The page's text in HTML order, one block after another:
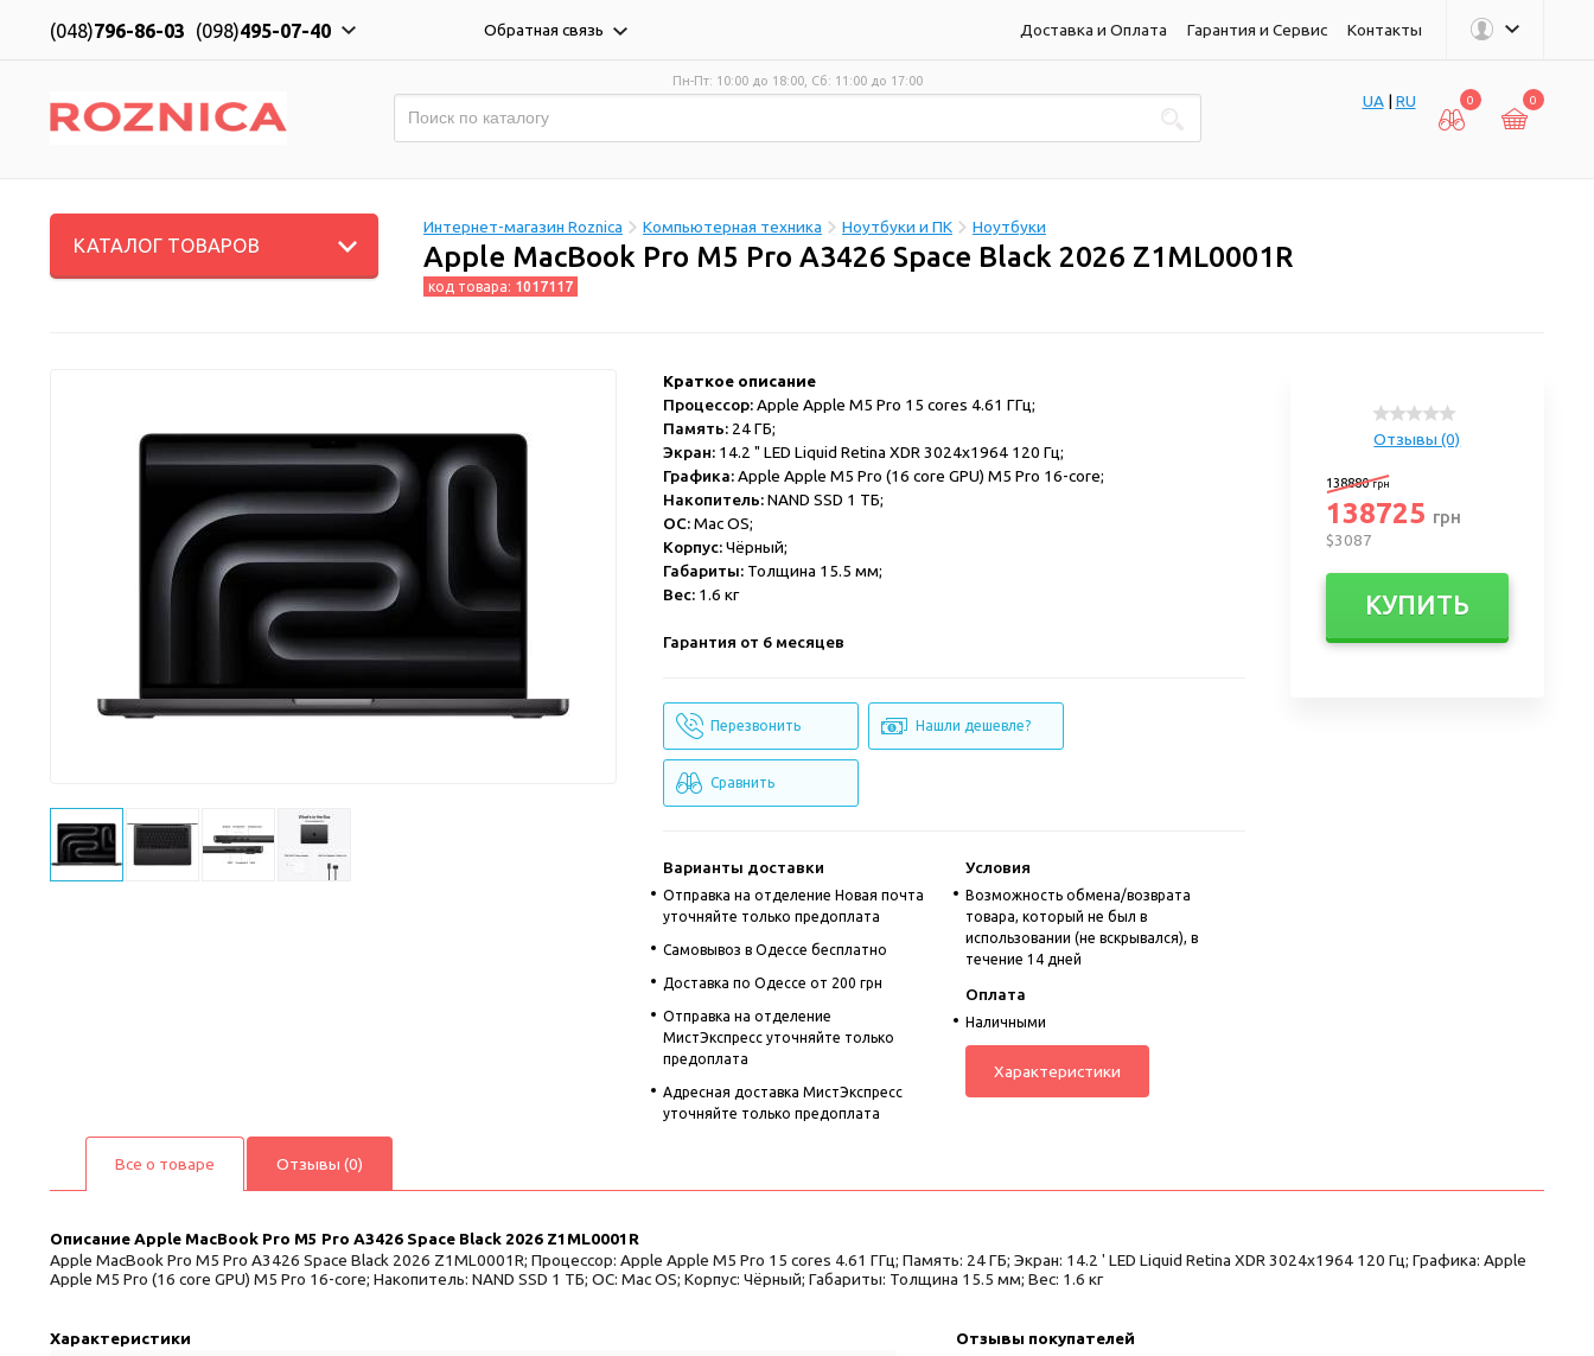
(048)796-86-03 (098)495-07-40 Обратная связь Доставка и Оплата Гарантия и Сервис Контакты
Пн-Пт: 10:00 до 18:00, Сб: 11:00 до 17:00
UA| RU 0 0
КАТАЛОГ ТОВАРОВ
Интернет-магазин Roznica Компьютерная техника Ноутбуки и ПК Ноутбуки
Apple MacBook Pro M5 Pro A3426 Space Black 2026 Z1ML0001R
код товара: 1017117
Краткое описание
Процессор:Apple Apple M5 Pro 15 cores 4.61 ГГц;
Память:24 ГБ;
Экран:14.2 " LED Liquid Retina XDR 3024x1964 120 Гц;
Графика:Apple Apple M5 Pro (16 core GPU) M5 Pro 16-core;
Накопитель:NAND SSD 1 ТБ;
ОС:Mac OS;
Корпус:Чёрный;
Габариты:Толщина 15.5 мм;
Вес:1.6 кг
Гарантия от 6 месяцев
Перезвонить Нашли дешевле?
Сравнить
Варианты доставки
Отправка на отделение Новая почта
уточняйте только предоплата
Cамовывоз в Одессе бесплатно
Доставка по Одессе от 200 грн
Отправка на отделение
МистЭкспресс уточняйте только
предоплата
Адресная доставка МистЭкспресс
уточняйте только предоплата
Условия
Возможность обмена/возврата
товара, который не был в
использовании (не вскрывался), в
течение 14 дней
Оплата
Наличными
Характеристики
Отзывы (0)
138880грн
138725 грн
$3087
КУПИТЬ
Все о товаре Отзывы (0)
ОписаниеApple MacBook Pro M5 Pro A3426 Space Black 2026 Z1ML0001R
Apple MacBook Pro M5 Pro A3426 Space Black 2026 Z1ML0001R; Процессор: Apple Apple M5 Pro 15 cores 4.61 ГГц; Память: 24 ГБ; Экран: 14.2 ' LED Liquid Retina XDR 3024x1964 120 Гц; Графика: Apple
Apple M5 Pro (16 core GPU) M5 Pro 16-core; Накопитель: NAND SSD 1 ТБ; ОС: Mac OS; Корпус: Чёрный; Габариты: Толщина 15.5 мм; Вес: 1.6 кг
Характеристики
Отзывы покупателей